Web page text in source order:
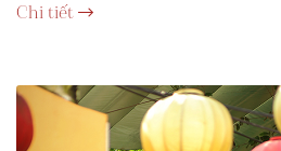
Chi tiết